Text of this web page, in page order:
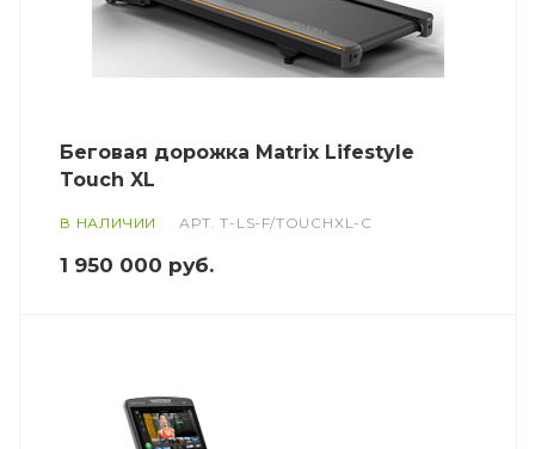
Беговая дорожка Matrix Lifestyle
Touch XL
В НАЛИЧИИ АРТ.T-LS-F/TOUCHXL-C
1 950 000 руб.